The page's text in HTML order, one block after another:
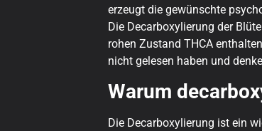
erzeugt die gewünschte
Die Decarboxylierung der
rohen Zustand THCA
nicht gelesen haben und
Warum
Die Decarboxylierung ist ein